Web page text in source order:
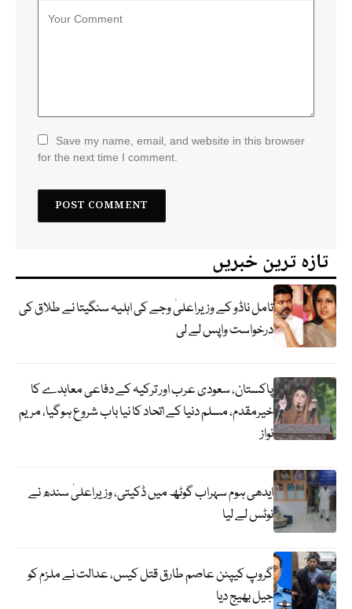
Save my name, email, and website in this browser
for the next time I comment.
تازہ ترین خبریں
تامل ناڈو کے وزیراعلیٰ وجے کی اہلیہ سنگیتا نے طلاق کی
درخواست واپس لے لی
پاکستان، سعودی عرب اور ترکیہ کے دفاعی معاہدے کا
خیرمقدم، مسلم دنیا کے اتحاد کا نیا باب شروع ہوگیا، مریم
نواز
ایدھی ہوم سہراب گوٹھ میں ڈکیتی، وزیراعلیٰ سندھ نے
نوٹس لے لیا
گروپ کیپٹن عاصم طارق قتل کیس، عدالت نے ملزم کو
جیل بھیج دیا